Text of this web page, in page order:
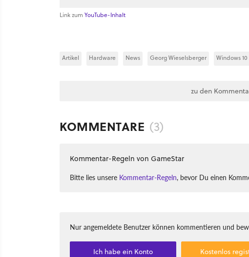
Link zum YouTube-Inhalt
Artikel Hardware News Georg Wieselsberger Windows 10
zu den
KOMMENTARE (3)
Kommentar-Regeln von GameStar
Bitte lies unsere Kommentar-Regeln, bevor Du einen
Nur angemeldete Benutzer können kommentieren und
Ich habe ein Konto Kostenlos